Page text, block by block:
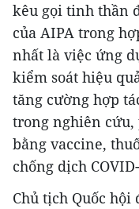
kêu gọi tinh thần
của AIPA trong
nhất là việc ứng
kiểm soát hiệu
tăng cường hợp
trong nghiên cứu,
bằng vaccine,
chống dịch
Chủ tịch Quốc